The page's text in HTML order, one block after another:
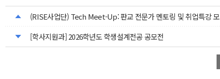
(RISE사업단) Tech Meet-Up: 판교 전문가 멘토링 및 취업특강
[학사지원과] 2026학년도 학생설계전공 공모전